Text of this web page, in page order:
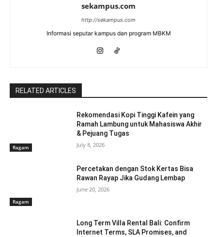
sekampus.com
http://sekampus.com
Informasi seputar kampus dan program MBKM
RELATED ARTICLES
Ragam
Rekomendasi Kopi Tinggi Kafein yang
Ramah Lambung untuk Mahasiswa Akhir
& Pejuang Tugas
July 8, 2026
Ragam
Percetakan dengan Stok Kertas Bisa
Rawan Rayap Jika Gudang Lembap
June 20, 2026
Long Term Villa Rental Bali: Confirm
Internet Terms, SLA Promises, and